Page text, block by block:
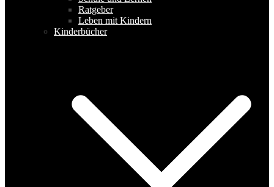
Ratgeber
Leben mit Kindern
Kinderbücher